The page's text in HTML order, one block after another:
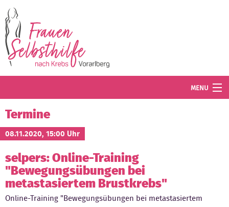
MENU
Termine
Blog
Angebot
Wissenswertes
Der Verein
Termine
08.11.2020, 15:00 Uhr
selpers: Online-Training
"Bewegungsübungen bei
metastasiertem Brustkrebs"
Online-Training "Bewegungsübungen bei metastasiertem